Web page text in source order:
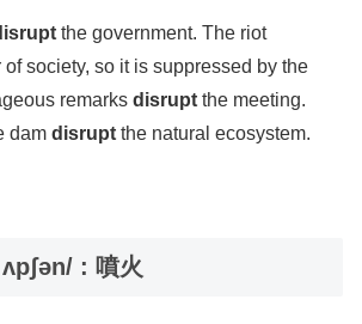
the government. The riot
of society, so it is suppressed by the
remarks disrupt the meeting.
dam disrupt the natural ecosystem.
: 噴火